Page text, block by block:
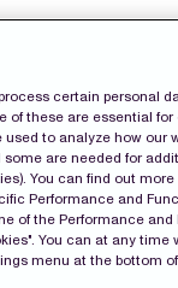
certain personal
of these are essential
to analyze how our
are needed for
You can find out
Performance and
of the Performance
You can at any time
menu at the bottom